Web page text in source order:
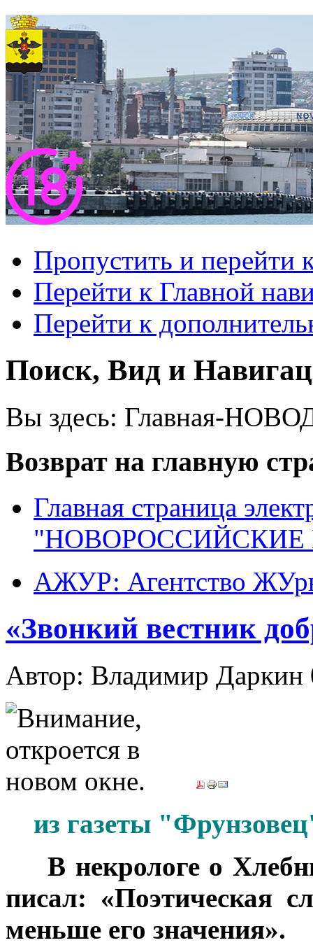
Пропустить и перейти
Перейти к Главной
Перейти к
Поиск, Вид и
Вы здесь: Главная-
Возврат на главную
Главная страница
"НОВОРОССИЙСКИЕ
АЖУР: Агентство
«Звонкий вестник
Автор: Владимир Даркин
из газеты
В некрологе о
писал: «Поэтическая
меньше его значения».